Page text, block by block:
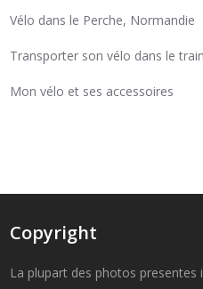
Vélo dans le Perche, Normandie
Transporter son vélo dans le train
Mon vélo et ses accessoires
Copyright
La plupart des photos